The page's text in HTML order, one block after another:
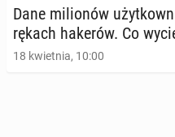
Dane mi­lio­nów
rękach hakerów. Co
18 kwietnia, 10:00